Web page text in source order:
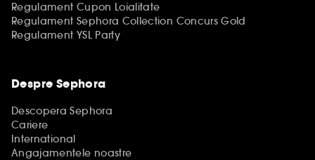
Regulament Cupon Loialitate
Regulament Sephora Collection Concurs Gold
Regulament YSL Party
Despre Sephora
Descopera Sephora
Cariere
International
Angajamentele noastre